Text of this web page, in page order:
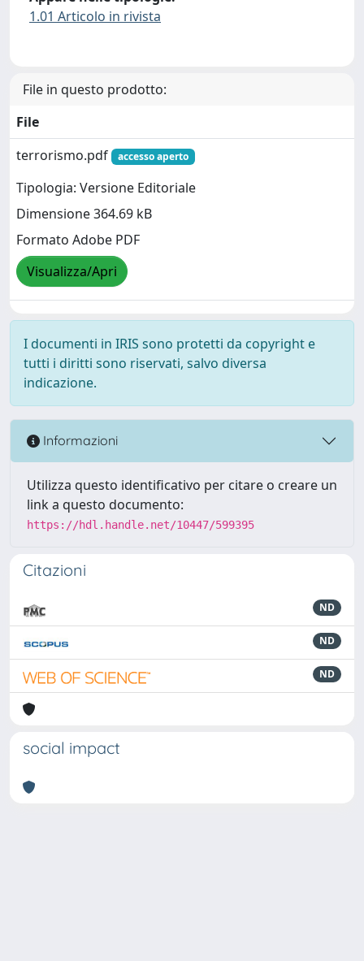
1.01 Articolo in rivista
File in questo prodotto:
File
terrorismo.pdf
accesso aperto
Tipologia: Versione Editoriale
Dimensione 364.69 kB
Formato Adobe PDF
Visualizza/Apri
I documenti in IRIS sono protetti da copyright e
tutti i diritti sono riservati, salvo diversa
indicazione.
Informazioni
Utilizza questo identificativo per citare o creare un
link a questo documento:
https://hdl.handle.net/10447/599395
Citazioni
ND
ND
ND
social impact